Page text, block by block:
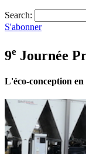
Search:
S'abonner
9e Journée
L'éco-conception